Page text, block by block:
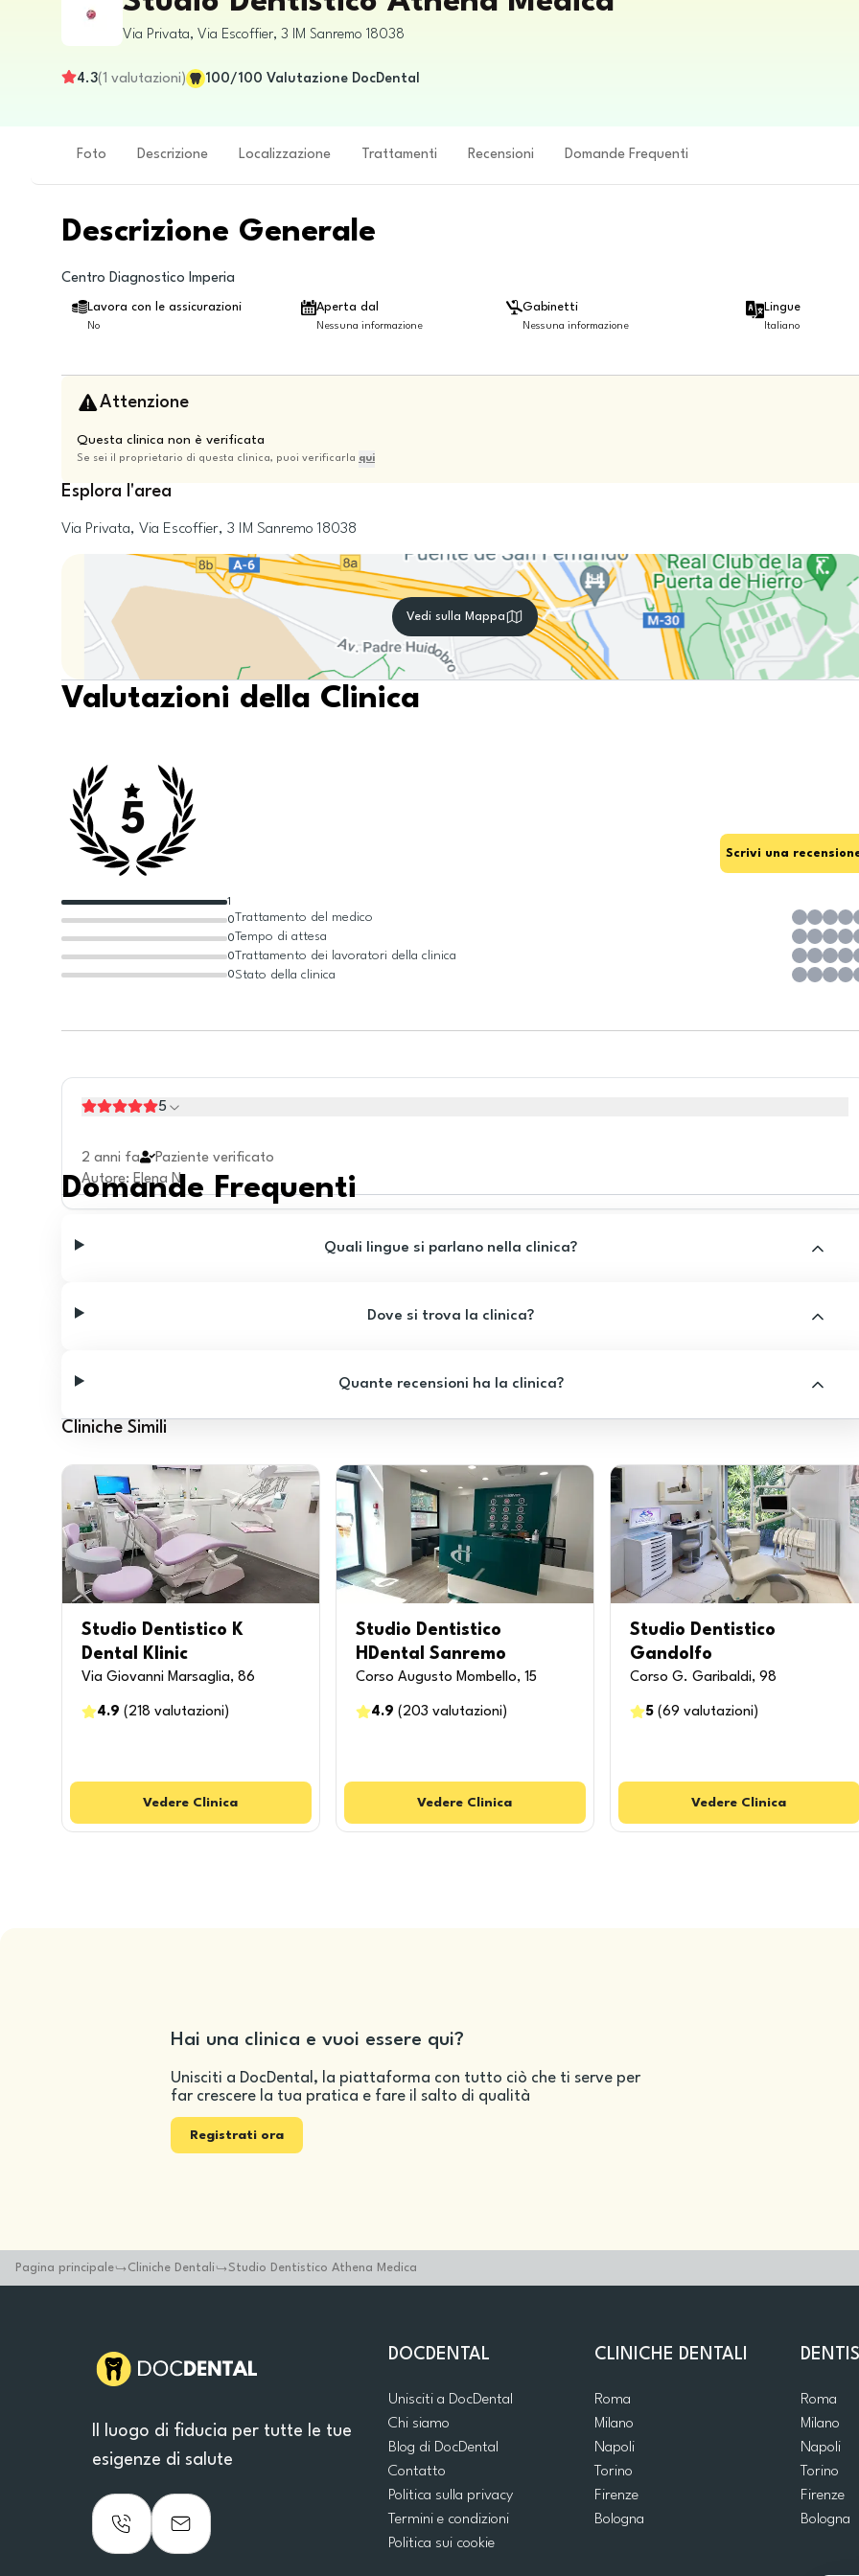
Via Privata, Via Escoffier, 3 IM Sanremo 18038
4.3(1 valutazioni) 100/100 Valutazione DocDental
Foto Descrizione Localizzazione Trattamenti Recensioni Domande Frequenti
Descrizione Generale
Centro Diagnostico Imperia
Lavora con le assicurazioni
No
Aperta dal
Nessuna informazione
Gabinetti
Nessuna informazione
Lingue
Italiano
Attenzione
Questa clinica non è verificata
Se sei il proprietario di questa clinica, puoi verificarla qui
Esplora l'area
Via Privata, Via Escoffier, 3 IM Sanremo 18038
Vedi sulla Mappa
Valutazioni della Clinica
5
0
0
0
0
1
Scrivi una
Trattamento del medico
Tempo di attesa
Trattamento dei lavoratori della clinica
Stato della clinica
5
2 anni fa
Paziente verificato
Autore: Elena N.
Domande Frequenti
Quali lingue si parlano nella clinica?
Dove si trova la clinica?
Quante recensioni ha la clinica?
Cliniche Simili
Studio Dentistico K
Dental Klinic
Via Giovanni Marsaglia, 86
4.9 ( 218 valutazioni )
Vedere Clinica
Studio Dentistico
HDental Sanremo
Corso Augusto Mombello, 15
4.9 ( 203 valutazioni )
Vedere Clinica
Studio Dentistico
Gandolfo
Corso G. Garibaldi, 98
5(69 valutazioni )
Vedere Clinica
Hai una clinica e vuoi essere qui?
Unisciti a DocDental, la piattaforma con tutto ciò che ti serve per
far crescere la tua pratica e fare il salto di qualità
Registrati ora
Pagina principale Cliniche Dentali Studio Dentistico Athena Medica
Il luogo di fiducia per tutte le tue
esigenze di salute
DOCDENTAL
Unisciti a DocDental
Chi siamo
Blog di DocDental
Contatto
Politica sulla privacy
Termini e condizioni
Politica sui cookie
CLINICHE DENTALI
Roma
Milano
Napoli
Torino
Firenze
Bologna
Roma
Milano
Napoli
Torino
Firenze
Bologna